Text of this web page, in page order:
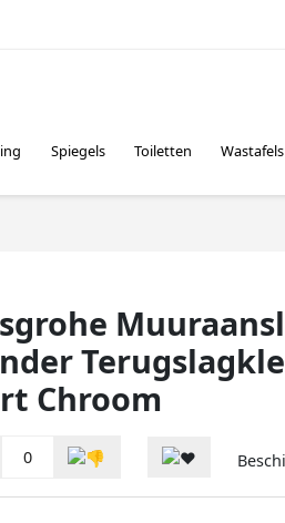
Spiegels Toiletten Wastafels
Chroom
0